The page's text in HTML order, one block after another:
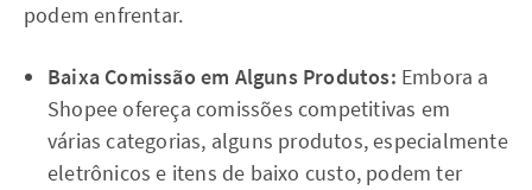
podem enfrentar.
Baixa Comissão em Alguns Produtos: Embora a
Shopee ofereça comissões competitivas em
várias categorias, alguns produtos, especialmente
eletrônicos e itens de baixo custo, podem ter